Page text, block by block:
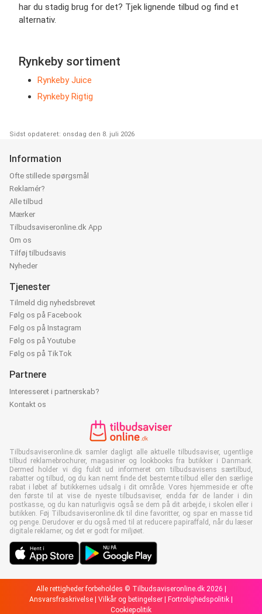
har du stadig brug for det? Tjek lignende tilbud og find et
alternativ.
Rynkeby sortiment
Rynkeby Juice
Rynkeby Rigtig
Sidst opdateret: onsdag den 8. juli 2026
Information
Ofte stillede spørgsmål
Reklamér?
Alle tilbud
Mærker
Tilbudsaviseronline.dk App
Om os
Tilføj tilbudsavis
Nyheder
Tjenester
Tilmeld dig nyhedsbrevet
Følg os på Facebook
Følg os på Instagram
Følg os på Youtube
Følg os på TikTok
Partnere
Interesseret i partnerskab?
Kontakt os
Tilbudsaviseronline.dk samler dagligt alle aktuelle tilbudsaviser, ugentlige
tilbud reklamebrochurer, magasiner og lookbooks fra butikker i Danmark.
Dermed holder vi dig fuldt ud informeret om tilbudsavisens særtilbud,
rabatter og tilbud, og du kan nemt finde det bestemte tilbud eller den særlige
rabat i løbet af butikkernes udsalg i dit område. Vores hjemmeside er ofte
den første til at vise de nyeste tilbudsaviser, endda før de lander i din
postkasse, og du kan naturligvis også se dem på dit arbejde, i skolen eller i
butikken. Føj Tilbudsaviseronline.dk til dine favoritter, og spar en masse tid
og penge. Derudover er du også med til at reducere papiraffald, når du læser
digitale reklamer, og det er godt for miljøet.
Alle rettigheder forbeholdes © Tilbudsaviseronline.dk 2026 |
Ansvarsfraskrivelse | Vilkår og betingelser | Fortrolighedspolitik |
Cookiepolitik